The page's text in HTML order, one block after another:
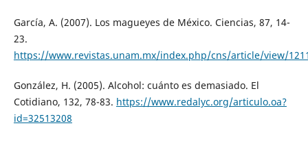
García, A. (2007). Los magueyes de México. Ciencias, 87, 14-
23.
https://www.revistas.unam.mx/index.php/cns/article/view/
González, H. (2005). Alcohol: cuánto es demasiado. El
Cotidiano, 132, 78-83. https://www.redalyc.org/articulo.oa?
id=32513208